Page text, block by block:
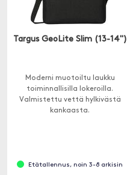
Targus GeoLite Slim (13-14")
Moderni muotoiltu laukku
toiminnallisilla lokeroilla.
Valmistettu vettä hylkivästä
kankaasta.
Etätallennus, noin 3-8 arkisin